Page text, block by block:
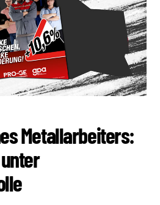
Metallarbeiters: